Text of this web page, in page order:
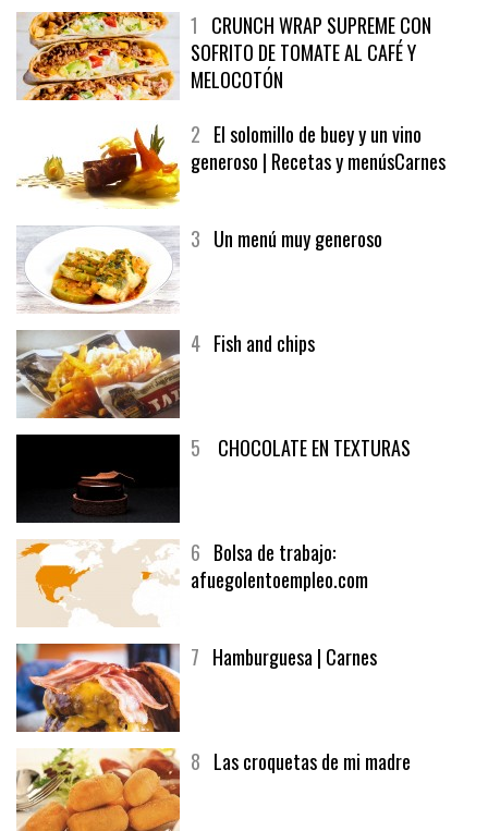
1CRUNCH WRAP SUPREME CON
SOFRITO DE TOMATE AL CAFÉ Y
MELOCOTÓN
2El solomillo de buey y un vino
6Bolsa de trabajo: